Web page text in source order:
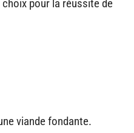
pour la réussite de
viande fondante.